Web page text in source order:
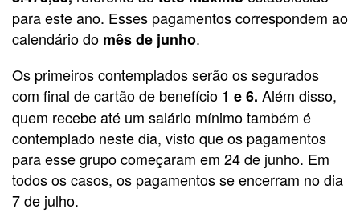
para este ano. Esses pagamentos correspondem ao
calendário do mês de junho.
Os primeiros contemplados serão os segurados
com final de cartão de benefício 1 e 6. Além disso,
quem recebe até um salário mínimo também é
contemplado neste dia, visto que os pagamentos
para esse grupo começaram em 24 de junho. Em
todos os casos, os pagamentos se encerram no dia
7 de julho.